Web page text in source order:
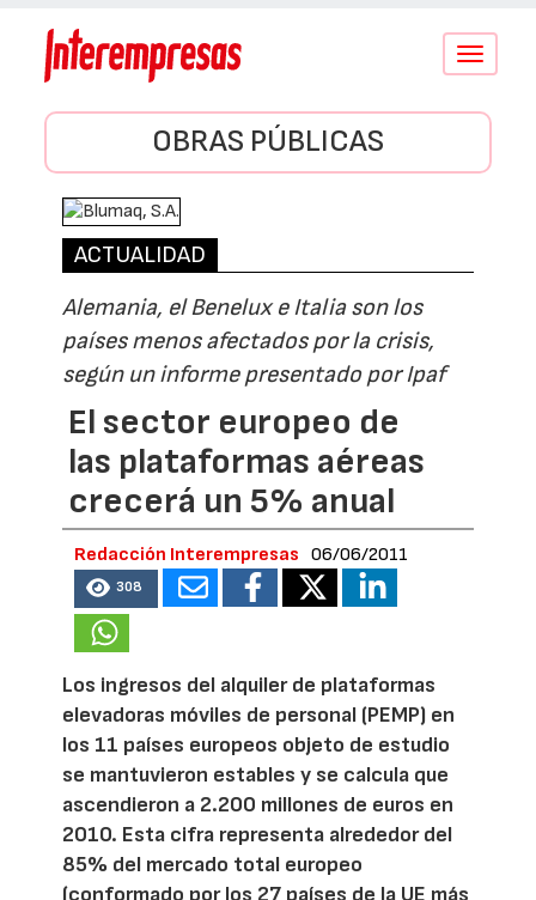
Conmutar
OBRAS PÚBLICAS
ACTUALIDAD
Alemania, el Benelux e Italia son los
países menos afectados por la crisis,
según un informe presentado por Ipaf
El sector europeo de
las plataformas aéreas
crecerá un 5% anual
Redacción Interempresas 06/06/2011
308
Los ingresos del alquiler de plataformas
elevadoras móviles de personal (PEMP) en
los 11 países europeos objeto de estudio
se mantuvieron estables y se calcula que
ascendieron a 2.200 millones de euros en
2010. Esta cifra representa alrededor del
85% del mercado total europeo